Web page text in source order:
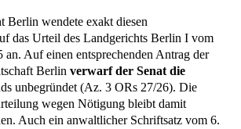
Berlin wendete exakt diesen
das Urteil des Landgerichts Berlin I vom
an. Auf einen entsprechenden Antrag der
Berlin verwarf der Senat die
unbegründet (Az. 3 ORs 27/26). Die
wegen Nötigung bleibt damit
Auch ein anwaltlicher Schriftsatz vom 6.